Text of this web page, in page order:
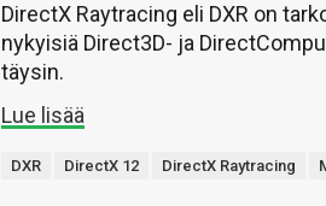
DirectX Raytracing eli DXR on
nykyisiä Direct3D- ja
täysin.
Lue lisää
DXR DirectX 12 DirectX Raytracing